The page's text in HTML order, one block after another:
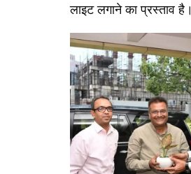
लाइट लगाने का प्रस्ताव है।